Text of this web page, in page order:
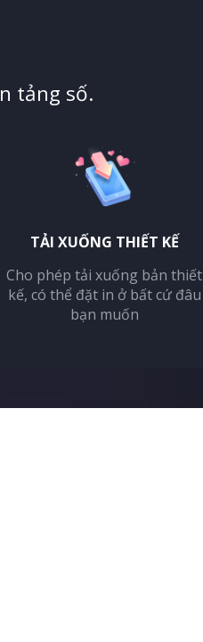
tảng số.
TẢI XUỐNG THIẾT KẾ
Cho phép tải xuống bản thiết
kế, có thể đặt in ở bất cứ đâu
bạn muốn